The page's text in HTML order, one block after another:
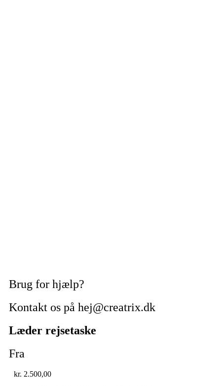
Brug for hjælp?
Kontakt os på hej@creatrix.dk
Læder rejsetaske
Fra
kr. 2.500,00